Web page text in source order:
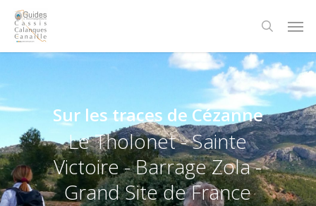
Skip
main
search
Sur les traces de Cézanne
Le Tholonet - Sainte
Victoire - Barrage Zola -
Grand Site de France